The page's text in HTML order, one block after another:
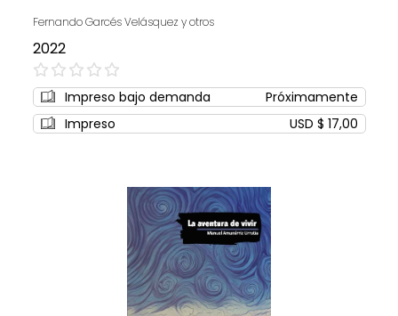
Fernando Garcés Velásquez y otros
2022
0%
Impreso bajo demanda
Próximamente
Impreso
USD $ 17,00